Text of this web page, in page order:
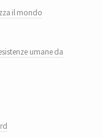
il mondo
umane da